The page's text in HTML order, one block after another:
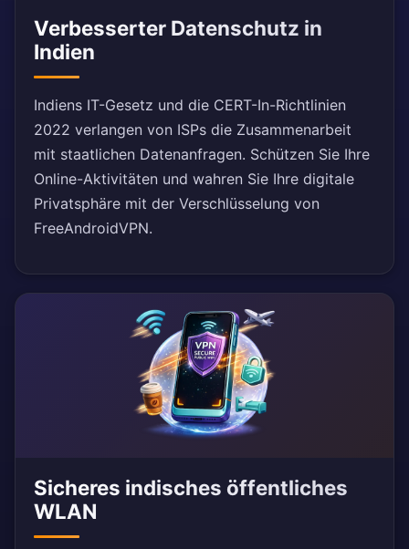
Verbesserter Datenschutz in
Indien
Indiens IT-Gesetz und die CERT-In-Richtlinien
2022 verlangen von ISPs die Zusammenarbeit
mit staatlichen Datenanfragen. Schützen Sie Ihre
Online-Aktivitäten und wahren Sie Ihre digitale
Privatsphäre mit der Verschlüsselung von
FreeAndroidVPN.
Sicheres indisches öffentliches
WLAN